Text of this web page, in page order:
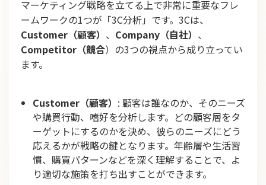
マーケティング戦略を立てる上で非常に重要なフレ
ームワークの1つが「3C分析」です。3Cは、
Customer（顧客） 、 Company（自社） 、
Competitor（競合）の3つの視点から成り立ってい
ます。
Customer（顧客） : 顧客は誰なのか、そのニーズ
や購買行動、嗜好を分析します。どの顧客層をタ
ーゲットにするのかを決め、彼らのニーズにどう
応えるかが戦略の鍵となります。年齢層や生活習
慣、購買パターンなどを深く理解することで、よ
り適切な施策を打ち出すことができます。